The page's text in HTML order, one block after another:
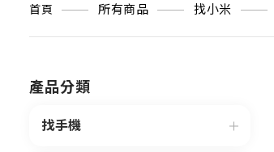
首頁 所有商品 找小米
產品分類
找手機